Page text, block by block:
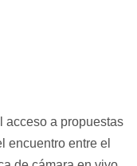
acceso a propuestas
encuentro entre el